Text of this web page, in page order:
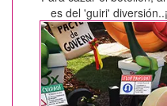
es del 'guiri'